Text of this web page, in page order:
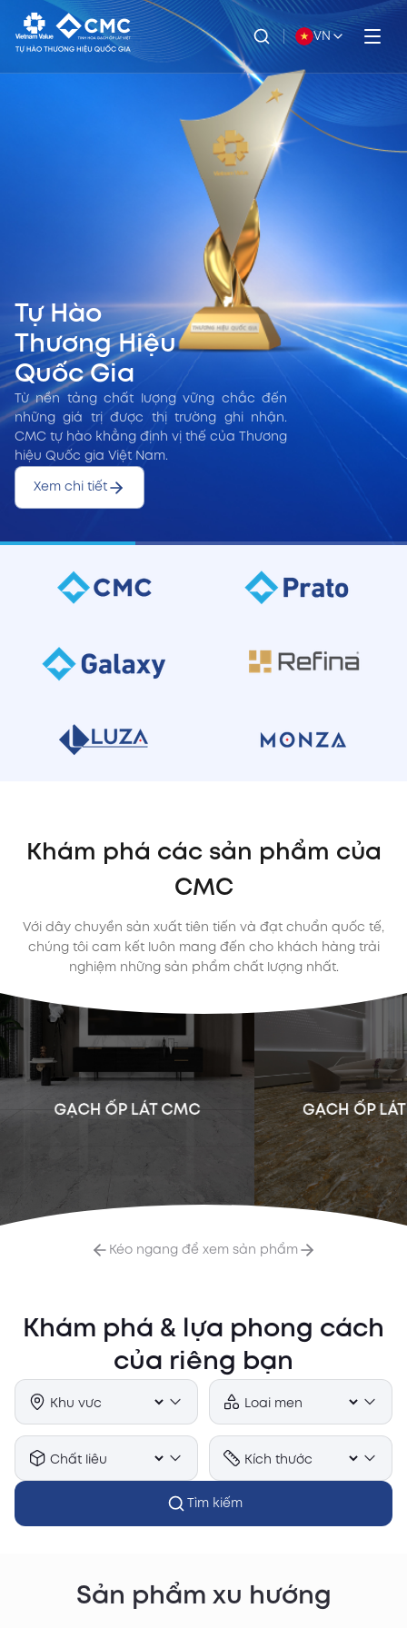
VN
Tự Hào
Thương Hiệu
Quốc Gia
Từ nền tảng chất lượng vững chắc đến
những giá trị được thị trường ghi nhận.
CMC tự hào khẳng định vị thế của Thương
hiệu Quốc gia Việt Nam.
Xem chi tiết
Khám phá các sản phẩm của
CMC
Với dây chuyền sản xuất tiên tiến và đạt chuẩn quốc tế,
chúng tôi cam kết luôn mang đến cho khách hàng trải
nghiệm những sản phẩm chất lượng nhất.
Kéo ngang để xem sản phẩm
Khám phá & lựa phong cách
của riêng bạn
Tìm kiếm
Sản phẩm xu hướng